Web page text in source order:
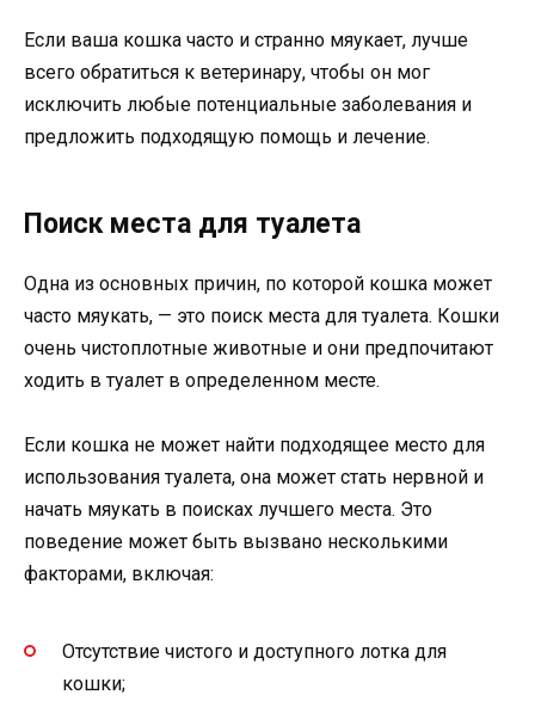
Если ваша кошка часто и странно мяукает, лучше
всего обратиться к ветеринару, чтобы он мог
исключить любые потенциальные заболевания и
предложить подходящую помощь и лечение.
Поиск места для туалета
Одна из основных причин, по которой кошка может
часто мяукать, — это поиск места для туалета. Кошки
очень чистоплотные животные и они предпочитают
ходить в туалет в определенном месте.
Если кошка не может найти подходящее место для
использования туалета, она может стать нервной и
начать мяукать в поисках лучшего места. Это
поведение может быть вызвано несколькими
факторами, включая:
Отсутствие чистого и доступного лотка для
кошки;